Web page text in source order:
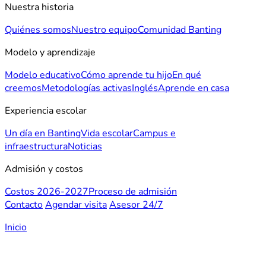
Nuestra historia
Quiénes somosNuestro equipoComunidad Banting
Modelo y aprendizaje
Modelo educativoCómo aprende tu hijoEn qué
creemosMetodologías activasInglésAprende en casa
Experiencia escolar
Un día en BantingVida escolarCampus e
infraestructuraNoticias
Admisión y costos
Costos 2026-2027Proceso de admisión
ContactoAgendar visitaAsesor 24/7
Inicio